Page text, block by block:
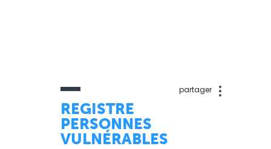
partager
REGISTRE
PERSONNES
VULNÉRABLES